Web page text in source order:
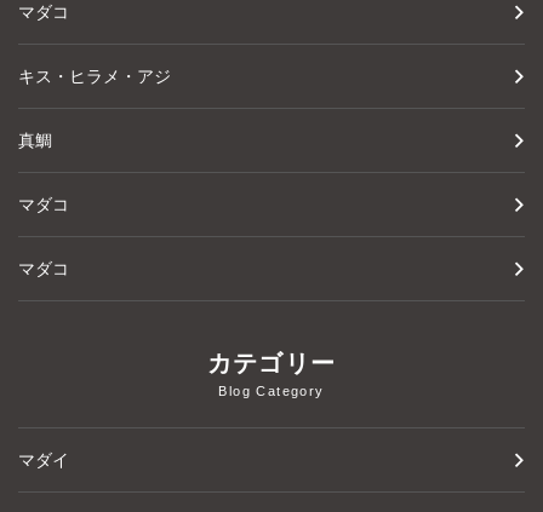
マダコ
キス・ヒラメ・アジ
真鯛
マダコ
マダコ
カテゴリー
Blog Category
マダイ